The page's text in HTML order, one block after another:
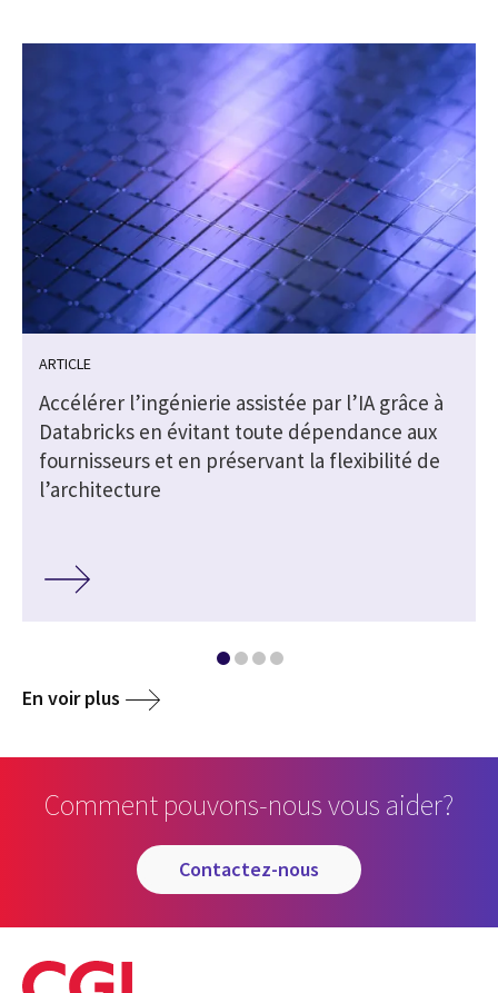
ARTICLE
Accélérer l’ingénierie assistée par l’IA grâce à
Databricks en évitant toute dépendance aux
fournisseurs et en préservant la flexibilité de
l’architecture
En voir plus
Comment pouvons-nous vous aider?
contactez-nous